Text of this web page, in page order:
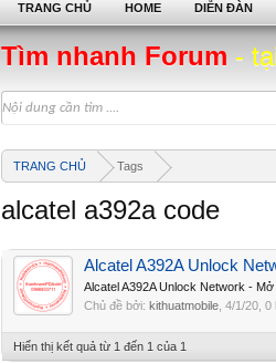
Tìm nhanh Forum -
TRANG CHỦ Tags
alcatel a392a code
Alcatel A392A Unlock
Alcatel A392A Unlock Network -
Chủ đề bởi: kithuatmobile 4/1/20 ,
Hiển thị kết quả từ 1 đến 1 của 1
TRANG CHỦ HOME DIỄN ĐÀN